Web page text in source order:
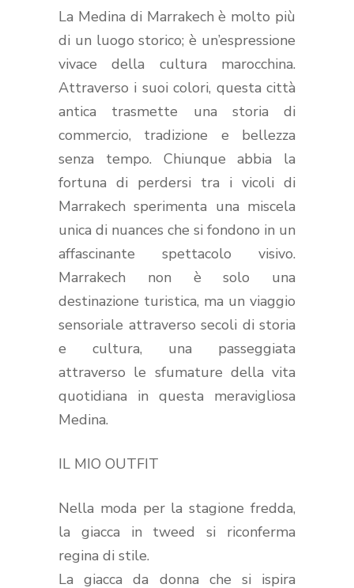
La Medina di Marrakech è molto più
di un luogo storico; è un’espressione
vivace della cultura marocchina.
Attraverso i suoi colori, questa città
antica trasmette una storia di
commercio, tradizione e bellezza
senza tempo. Chiunque abbia la
fortuna di perdersi tra i vicoli di
Marrakech sperimenta una miscela
unica di nuances che si fondono in un
affascinante spettacolo visivo.
Marrakech non è solo una
destinazione turistica, ma un viaggio
sensoriale attraverso secoli di storia
e cultura, una passeggiata
attraverso le sfumature della vita
quotidiana in questa meravigliosa
Medina.
IL MIO OUTFIT
Nella moda per la stagione fredda,
la giacca in tweed si riconferma
regina di stile.
La giacca da donna che si ispira